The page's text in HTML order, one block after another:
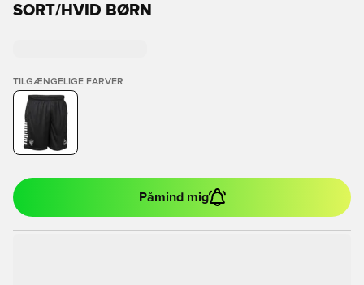
SORT/HVID BØRN
TILGÆNGELIGE FARVER
Påmind mig